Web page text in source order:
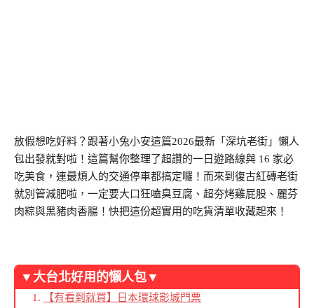
放假想吃好料？跟著小兔小安這篇2026最新「深坑老街」懶人
包出發就對啦！這篇幫你整理了超讚的一日遊路線與 16 家必
吃美食，連最煩人的交通停車都搞定囉！而來到復古紅磚老街
就別管減肥啦，一定要大口狂嗑臭豆腐、超夯烤雞屁股、麗芬
肉粽與黑豬肉香腸！快把這份超實用的吃貨清單收藏起來！
▼大台北好用的懶人包▼
【有看到就買】日本環球影城門票